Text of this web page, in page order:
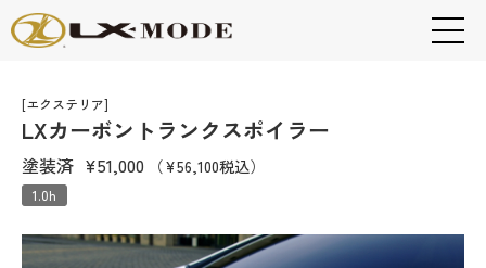
[エクステリア]
LXカーボントランクスポイラー
塗装済 ¥51,000 （¥56,100税込）
1.0h